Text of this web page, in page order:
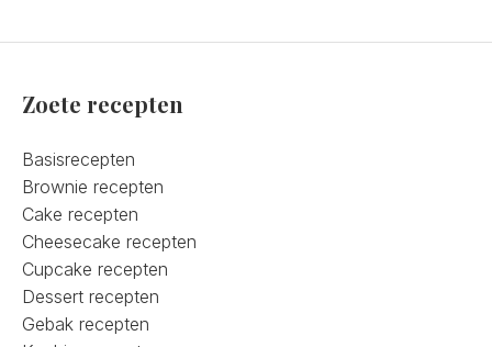
Zoete recepten
Basisrecepten
Brownie recepten
Cake recepten
Cheesecake recepten
Cupcake recepten
Dessert recepten
Gebak recepten